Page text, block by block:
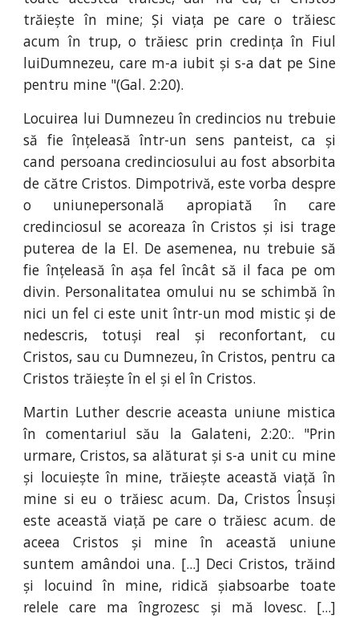
trăiește în mine; Și viața pe care o trăiesc
acum în trup, o trăiesc prin credința în Fiul
luiDumnezeu, care m-a iubit și s-a dat pe Sine
pentru mine "(Gal. 2:20).
Locuirea lui Dumnezeu în credincios nu trebuie
să fie înțeleasă într-un sens panteist, ca și
cand persoana credinciosului au fost absorbita
de către Cristos. Dimpotrivă, este vorba despre
o uniunepersonală apropiată în care
credinciosul se acoreaza în Cristos și isi trage
puterea de la El. De asemenea, nu trebuie să
fie înțeleasă în așa fel încât să il faca pe om
divin. Personalitatea omului nu se schimbă în
nici un fel ci este unit într-un mod mistic și de
nedescris, totuși real și reconfortant, cu
Cristos, sau cu Dumnezeu, în Cristos, pentru ca
Cristos trăiește în el și el în Cristos.
Martin Luther descrie aceasta uniune mistica
în comentariul său la Galateni, 2:20:. "Prin
urmare, Cristos, sa alăturat și s-a unit cu mine
și locuiește în mine, trăiește această viață în
mine si eu o trăiesc acum. Da, Cristos Însuși
este această viață pe care o trăiesc acum. de
aceea Cristos și mine în această uniune
suntem amândoi una. [...] Deci Cristos, trăind
și locuind în mine, ridică șiabsoarbe toate
relele care ma îngrozesc și mă lovesc. [...]